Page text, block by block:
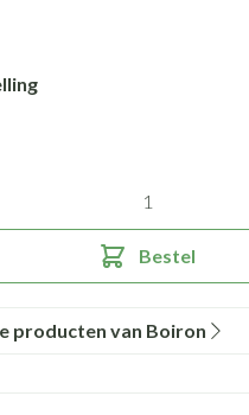
Bestel
producten van Boiron